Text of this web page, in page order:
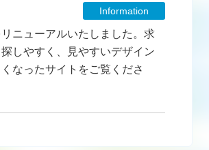
Information
ニューアルいたしました。求
しやすく、見やすいデザイン
なったサイトをご覧くださ